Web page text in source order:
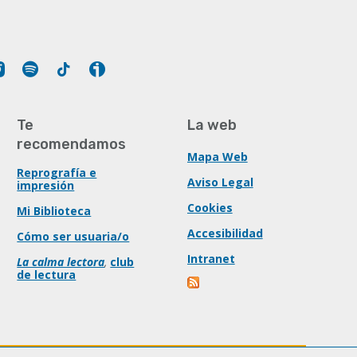
Instagram
Spotify Tiktok
Te
recomendamos
Reprografía e
impresión
Mi Biblioteca
Cómo ser usuaria/o
La calma lectora, club
de lectura
La web
Mapa Web
Aviso Legal
Cookies
Accesibilidad
Intranet